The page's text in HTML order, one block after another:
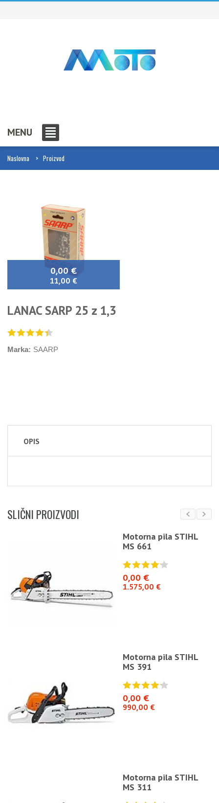
MENU
Naslovna Proizvod
0,00 €
11,00 €
LANAC SARP 25 z 1,3
Marka: SAARP
OPIS
SLIČNI PROIZVODI
Motorna pila STIHL
MS 661
0,00 €
1.575,00 €
Motorna pila STIHL
MS 391
0,00 €
990,00 €
Motorna pila STIHL
MS 311